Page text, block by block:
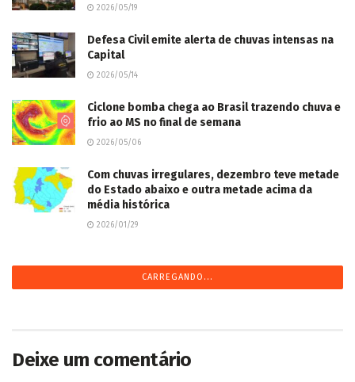
2026/05/19
Defesa Civil emite alerta de chuvas intensas na
Capital
2026/05/14
Ciclone bomba chega ao Brasil trazendo chuva e
frio ao MS no final de semana
2026/05/06
Com chuvas irregulares, dezembro teve metade
do Estado abaixo e outra metade acima da
média histórica
2026/01/29
CARREGANDO...
Deixe um comentário